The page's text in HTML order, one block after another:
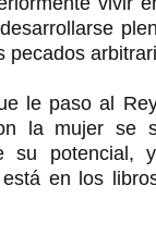
pecados
le paso al
la mujer se
su
en los